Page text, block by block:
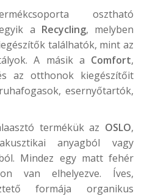
osztható
a Recycling, melyben
találhatók, mint az
A másik a Comfort,
az otthonok kiegészítőit
esernyőtartók,
termékük az OSLO,
anyagból vagy
Mindez egy matt fehér
van elhelyezve. Íves,
formája organikus